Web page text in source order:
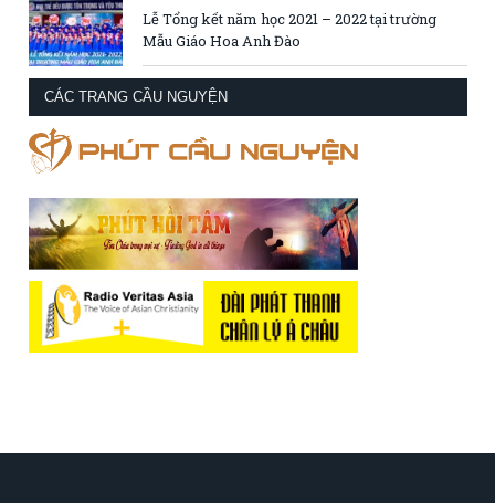
Lễ Tổng kết năm học 2021 – 2022 tại trường
Mẫu Giáo Hoa Anh Đào
CÁC TRANG CẦU NGUYỆN